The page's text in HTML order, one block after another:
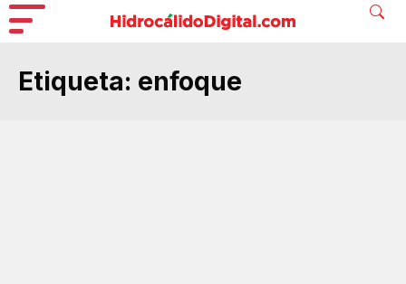
Etiqueta: enfoque